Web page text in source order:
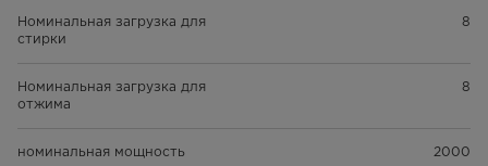
Номинальная загрузка для
стирки
8
Номинальная загрузка для
отжима
8
номинальная мощность 2000